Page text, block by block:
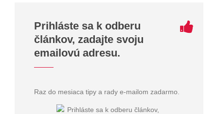
Prihláste sa k odberu
článkov, zadajte svoju
emailovú adresu.
Raz do mesiaca tipy a rady e-mailom zadarmo.